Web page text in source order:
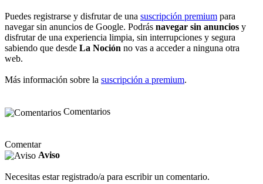
Puedes registrarse y disfrutar de una suscripción premium para
navegar sin anuncios de Google. Podrás navegar sin anuncios y
disfrutar de una experiencia limpia, sin interrupciones y segura
sabiendo que desde La Noción no vas a acceder a ninguna otra
web.
Más información sobre la suscripción a premium.
Comentarios
Comentar
Aviso
Necesitas estar registrado/a para escribir un comentario.